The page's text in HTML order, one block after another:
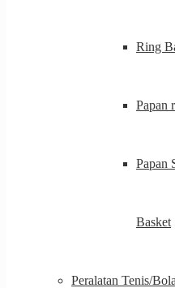
Ring
Papan
Papan
Basket
Peralatan Tenis/